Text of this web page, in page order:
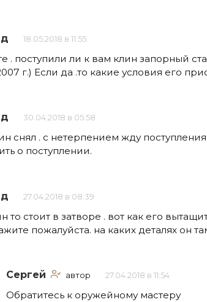
18.05.2018 в 11:55
. поступили ли к вам клин запорный
г.) Если да .то какие условия его
30.04.2018 в 05:58
снял . с нетерпением жду
о поступлении.
27.04.2018 в 08:39
то стоит в затворе . вот как его
пожалуйста. на каких деталях он
Сергей автор 27.04.2018 в 11:54
Обратитесь к оружейному мастеру